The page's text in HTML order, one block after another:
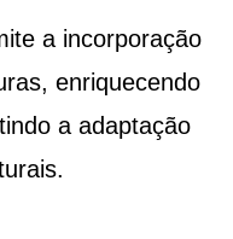
a incorporação
enriquecendo
a adaptação